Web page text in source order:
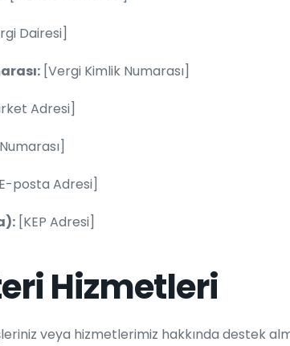
Dairesi]
[Vergi Kimlik Numarası]
Adresi]
posta Adresi]
[KEP Adresi]
Hizmetleri
veya hizmetlerimiz hakkında destek